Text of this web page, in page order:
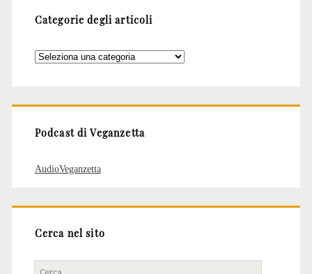
Categorie degli articoli
Categorie
Podcast di Veganzetta
AudioVeganzetta
Cerca nel sito
Cerca